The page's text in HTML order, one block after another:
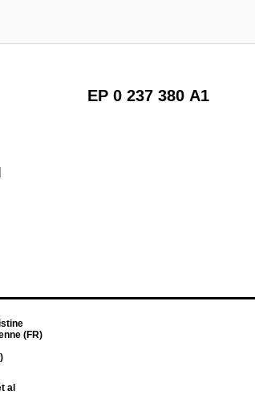
EP 0 237 380 A1
(FR)
al